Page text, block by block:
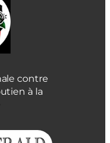
contre
à la